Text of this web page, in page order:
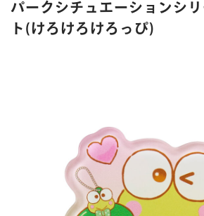
アクセス
パークシチュエーションシ
ト(けろけろけろっぴ)